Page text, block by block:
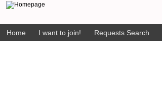
Home I want to join! Requests Search